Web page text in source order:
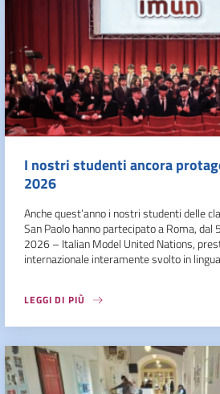
I nostri studenti ancora
2026
Anche quest’anno i nostri studenti delle
San Paolo hanno partecipato a Roma, dal
2026 – Italian Model United Nations,
internazionale interamente svolto in
LEGGI DI PIÙ